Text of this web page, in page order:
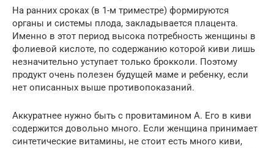
На ранних сроках (в 1-м триместре) формируются
органы и системы плода, закладывается плацента.
Именно в этот период высока потребность женщины в
фолиевой кислоте, по содержанию которой киви лишь
незначительно уступает только брокколи. Поэтому
продукт очень полезен будущей маме и ребенку, если
нет описанных выше противопоказаний.
Аккуратнее нужно быть с провитамином А. Его в киви
содержится довольно много. Если женщина принимает
синтетические витамины, не стоит есть много киви,